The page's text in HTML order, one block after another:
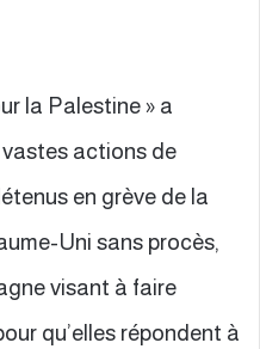
la Palestine » a
actions de
en grève de la
Uni sans procès,
visant à faire
qu’elles répondent à